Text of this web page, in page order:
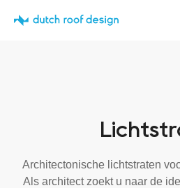
Architectonische lichtstraten
Als architect zoekt u naar de